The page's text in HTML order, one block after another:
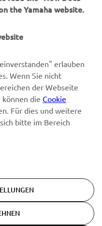
Angeboten,
um zu erfahren, wie wir
Datenschutzerklärung
N.V. - All Rights
the Yamaha website.
erlauben
Wenn Sie nicht
der Webseite
die Cookie
Für dies und weitere
bitte im Bereich